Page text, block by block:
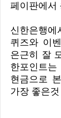
페이판에서
신한은행에서는 매일 포인트를 지급하는 다양한
퀴즈와 이
은근히 잘
한포인트
현금으로
가장 좋은